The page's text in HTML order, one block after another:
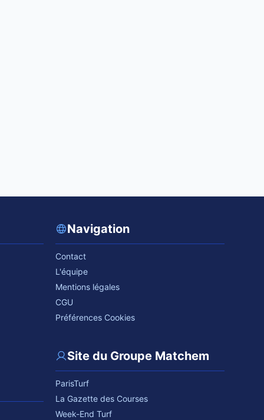
Navigation
Contact
L'équipe
Mentions légales
CGU
Préférences Cookies
Site du Groupe Matchem
ParisTurf
La Gazette des Courses
Week-End Turf